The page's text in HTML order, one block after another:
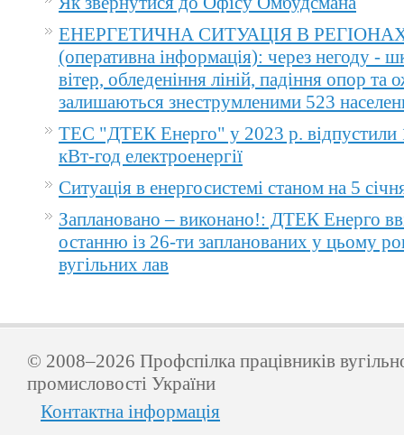
ЕНЕРГЕТИЧНА СИТУАЦІЯ В
(оперативна інформація): через негоду -
вітер, обледеніння ліній, падіння опор та
залишаються знеструмленими 523
ТЕС "ДТЕК Енерго" у 2023 р. відпустили
кВт-год електроенергії
Ситуація в енергосистемі станом на 5
Заплановано – виконано!: ДТЕК Енерго
останню із 26-ти запланованих у цьому
вугільних лав
© 2008–2026 Профспілка працівників
промисловості України
Контактна інформація